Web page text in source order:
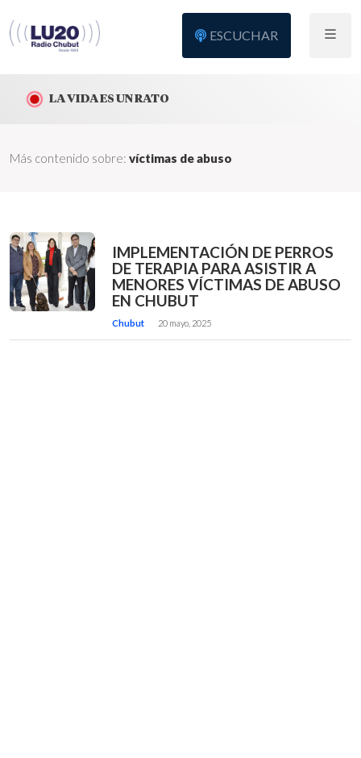
ESCUCHAR
LA VIDA ES UN RATO
Más contenido sobre: víctimas de abuso
IMPLEMENTACIÓN DE PERROS
DE TERAPIA PARA ASISTIR A
MENORES VÍCTIMAS DE ABUSO
EN CHUBUT
Chubut 20 mayo, 2025